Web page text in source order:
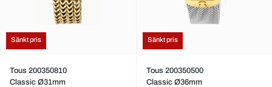
Sänkt pris
Tous 200350810
Classic Ø31mm
Sänkt pris
Tous 200350500
Classic Ø36mm